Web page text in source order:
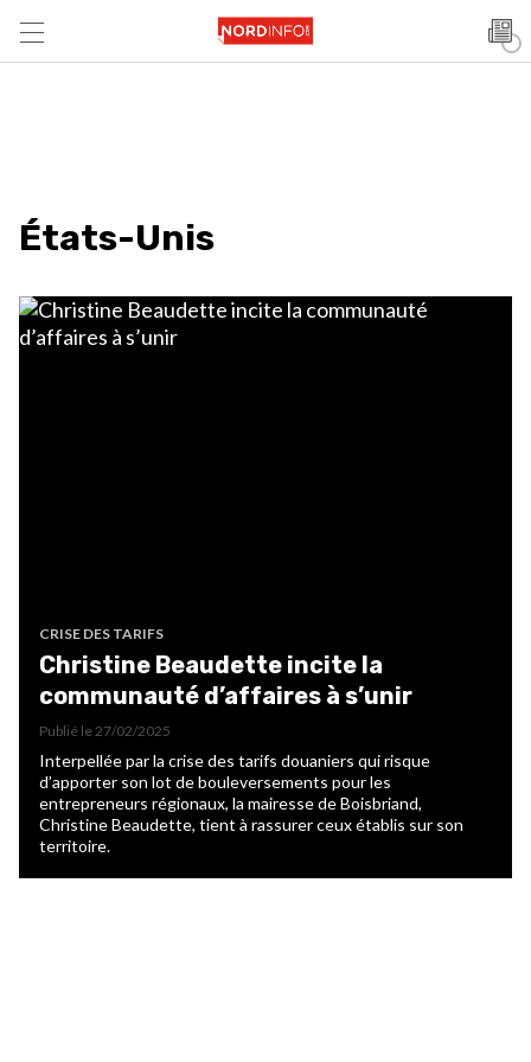
États-Unis
CRISE DES TARIFS
Christine Beaudette incite la
communauté d’affaires à s’unir
Publié le 27/02/2025
Interpellée par la crise des tarifs douaniers qui risque
d’apporter son lot de bouleversements pour les
entrepreneurs régionaux, la mairesse de Boisbriand,
Christine Beaudette, tient à rassurer ceux établis sur son
territoire.